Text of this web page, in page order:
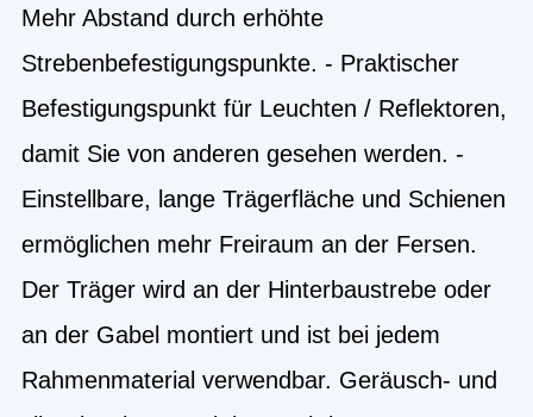
Mehr Abstand durch erhöhte
Strebenbefestigungspunkte. - Praktischer
Befestigungspunkt für Leuchten / Reflektoren,
damit Sie von anderen gesehen werden. -
Einstellbare, lange Trägerfläche und Schienen
ermöglichen mehr Freiraum an der Fersen.
Der Träger wird an der Hinterbaustrebe oder
an der Gabel montiert und ist bei jedem
Rahmenmaterial verwendbar. Geräusch- und